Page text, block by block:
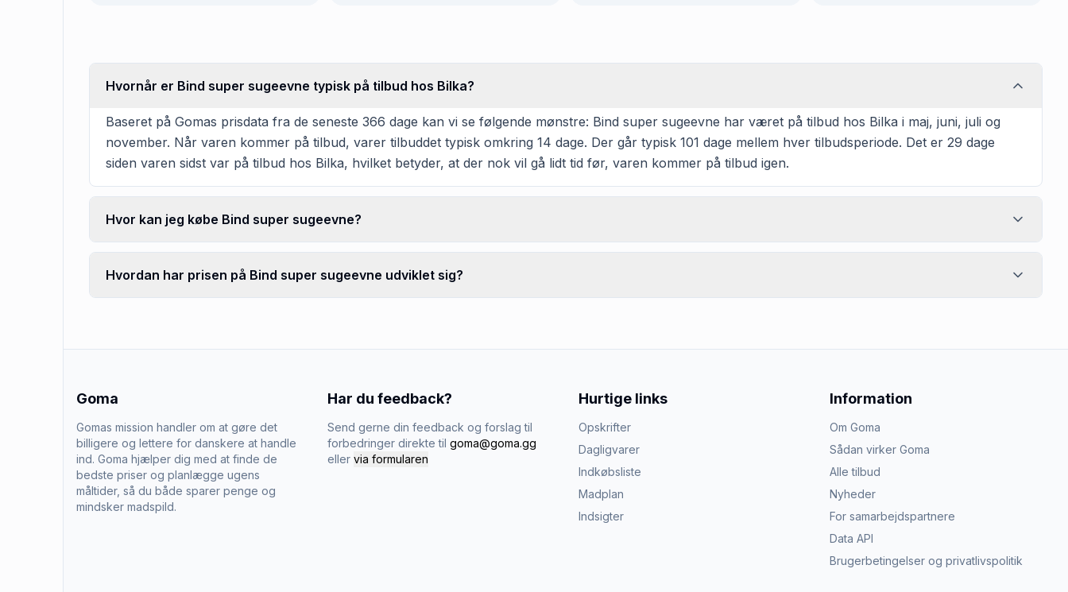
Hvornår er Bind super sugeevne typisk på tilbud hos Bilka?
Baseret på Gomas prisdata fra de seneste 366 dage kan vi se følgende mønstre: Bind super sugeevne har været på tilbud hos Bilka i maj, juni, juli og
november. Når varen kommer på tilbud, varer tilbuddet typisk omkring 14 dage. Der går typisk 101 dage mellem hver tilbudsperiode. Det er 29 dage
siden varen sidst var på tilbud hos Bilka, hvilket betyder, at der nok vil gå lidt tid før, varen kommer på tilbud igen.
Hvor kan jeg købe Bind super sugeevne?
Hvordan har prisen på Bind super sugeevne udviklet sig?
Goma
Gomas mission handler om at gøre det
billigere og lettere for danskere at handle
ind. Goma hjælper dig med at finde de
bedste priser og planlægge ugens
måltider, så du både sparer penge og
mindsker madspild.
Har du feedback?
Send gerne din feedback og forslag til
forbedringer direkte til goma@goma.gg
eller via formularen
Hurtige links
Opskrifter
Dagligvarer
Indkøbsliste
Madplan
Indsigter
Information
Om Goma
Sådan virker Goma
Alle tilbud
Nyheder
For samarbejdspartnere
Data API
Brugerbetingelser og privatlivspolitik